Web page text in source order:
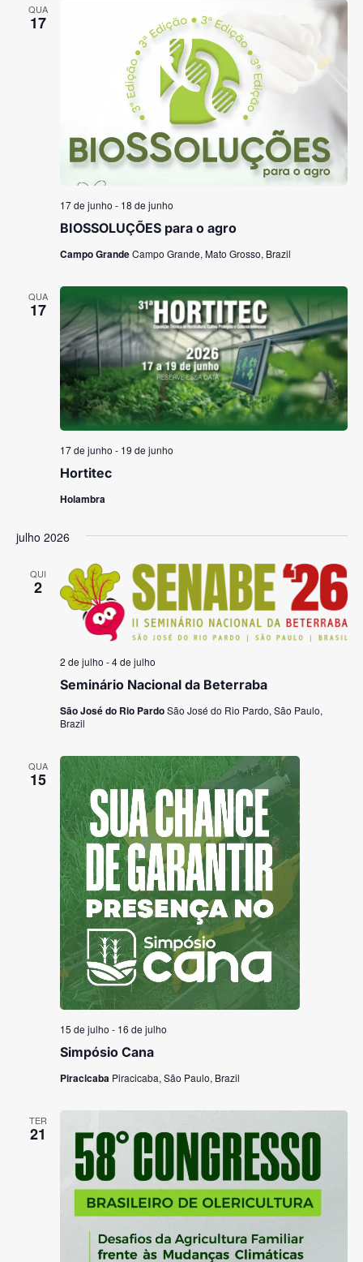
QUA
17
BIOSSOLUÇÕES para o agro
17 de junho - 18 de junho
Campo GrandeCampo Grande, Mato Grosso, Brazil
QUA
17
Hortitec
17 de junho - 19 de junho
Holambra
julho 2026
QUI
2
Seminário Nacional da Beterraba
2 de julho -4 de julho
São José do Rio PardoSão José do Rio Pardo, São Paulo,
Brazil
QUA
15
Simpósio Cana
15 de julho - 16 de julho
Piracicaba Piracicaba, São Paulo, Brazil
TER
21